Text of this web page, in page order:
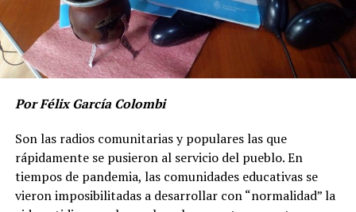
Por Félix García Colombi
Son las radios comunitarias y populares las que
rápidamente se pusieron al servicio del pueblo. En
tiempos de pandemia, las comunidades educativas se
vieron imposibilitadas a desarrollar con “normalidad” la